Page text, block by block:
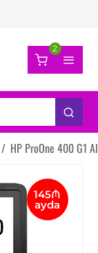
2
/ HP ProOne 400 G1
145₼
ayda